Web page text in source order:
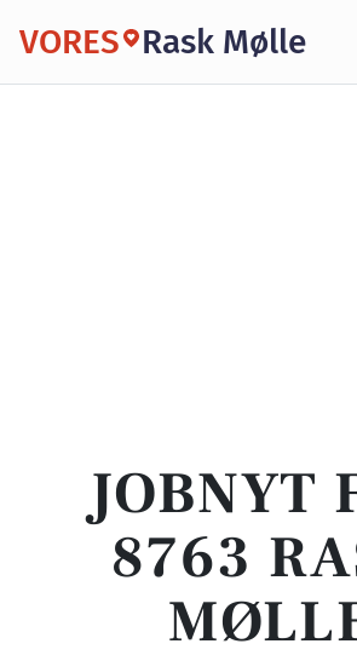
VORES Rask Mølle
JOBNYT
8763